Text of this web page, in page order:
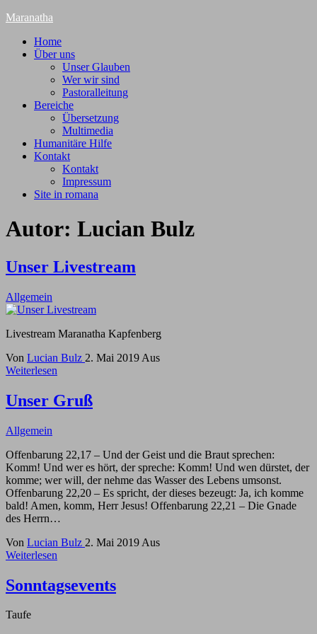
Maranatha
Home
Über uns
Unser Glauben
Wer wir sind
Pastoralleitung
Bereiche
Übersetzung
Multimedia
Humanitäre Hilfe
Kontakt
Kontakt
Impressum
Site in romana
Autor: Lucian Bulz
Unser Livestream
Allgemein
Livestream Maranatha Kapfenberg
Von Lucian Bulz 2. Mai 2019 Aus
Weiterlesen
Unser Gruß
Allgemein
Offenbarung 22,17 – Und der Geist und die Braut sprechen:
Komm! Und wer es hört, der spreche: Komm! Und wen dürstet, der
komme; wer will, der nehme das Wasser des Lebens umsonst.
Offenbarung 22,20 – Es spricht, der dieses bezeugt: Ja, ich komme
bald! Amen, komm, Herr Jesus! Offenbarung 22,21 – Die Gnade
des Herrn…
Von Lucian Bulz 2. Mai 2019 Aus
Weiterlesen
Sonntagsevents
Taufe